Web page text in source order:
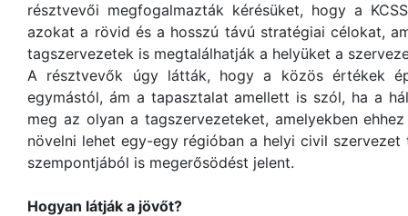
résztvevői megfogalmazták kérésüket, hogy a
azokat a rövid és a hosszú távú stratégiai célokat,
tagszervezetek is megtalálhatják a helyüket a
A résztvevők úgy látták, hogy a közös értékek
egymástól, ám a tapasztalat amellett is szól, ha a
meg az olyan a tagszervezeteket, amelyekben
növelni lehet egy-egy régióban a helyi civil szervezet
szempontjából is megerősödést jelent.
Hogyan látják a jövőt?